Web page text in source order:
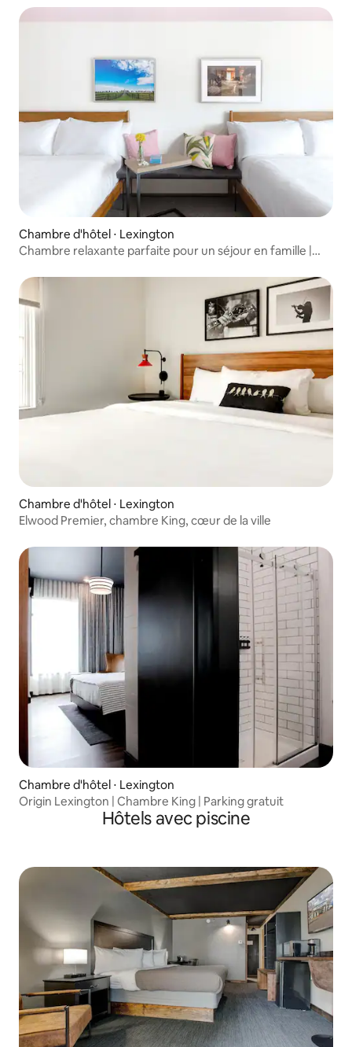
Chambre d'hôtel ⋅ Lexington
Chambre relaxante parfaite pour un séjour en famille |
Chambre d'hôtel ⋅ Lexington
Elwood Premier, chambre King, cœur de la ville
Chambre d'hôtel ⋅ Lexington
Origin Lexington | Chambre King | Parking gratuit
Hôtels avec piscine